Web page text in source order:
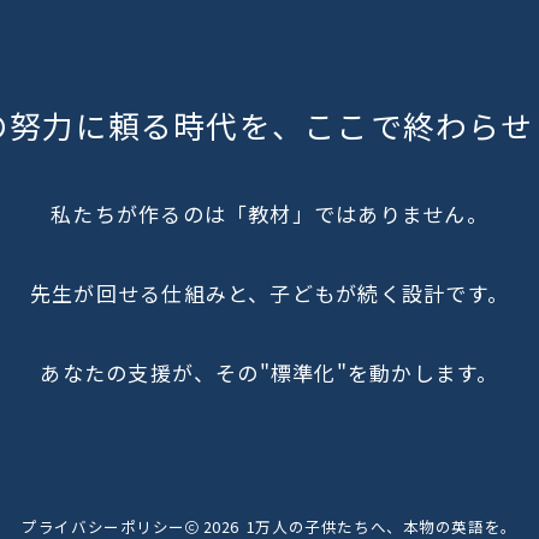
力に頼る時代を、ここで終わら
私たちが作るのは「教材」ではありません。
先生が回せる仕組みと、子どもが続く設計です。
あなたの支援が、その"標準化"を動かします。
プライバシーポリシー 2026 1万人の子供たちへ、本物の英語を。